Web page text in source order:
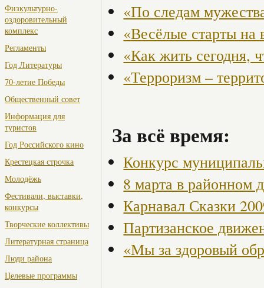
Физкультурно-
оздоровительный
комплекс
Регламенты
Год Литературы
70-летие Победы
Общественный совет
Информация для
туристов
Год Российского кино
Крестецкая строчка
Молодёжь
Фестивали, выставки,
конкурсы
Творческие коллективы
Литературная страница
Люди района
Целевые программы
«По следам
«Весёлые старты на
«Как жить сегодня,
«Терроризм –
За всё время:
Конкурс
8 марта в районном
Карнавал Сказки
Партизанское
«Мы за здоровый